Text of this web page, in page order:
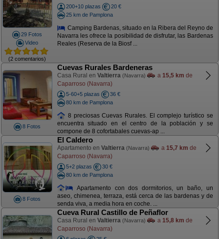
29 Fotos
Video
(2 comentarios)
200+10 plazas
20 €
25 km de Pamplona
Camping Bardenas, situado en la Ribera del Reyno de
Navarra les ofrece la posibilidad de disfrutar, las Bardenas
Reales (Reserva de la Biosf ...
8 Fotos
Cuevas Rurales Bardeneras
Casa Rural en Valtierra (Navarra) a 15,5 km de
Caparroso (Navarra)
5-60+5 plazas
36 €
80 km de Pamplona
8 preciosas Cuevas Rurales. El complejo turístico se
encuentra situado en el centro de la población y se
compone de 8 cofortabales cuevas-ap ...
8 Fotos
El Caldero
Apartamento en Valtierra (Navarra) a 15,7 km de
Caparroso (Navarra)
5+2 plazas
30 €
80 km de Pamplona
Apartamento con dos dormitorios, un baño, un
aseo, chimenea, terraza, está cerca de las bardenas y de
senda viva, a media hora en coche. ...
Cueva Rural Castillo de Peñaflor
Casa Rural en Valtierra (Navarra) a 15,8 km de
Caparroso (Navarra)